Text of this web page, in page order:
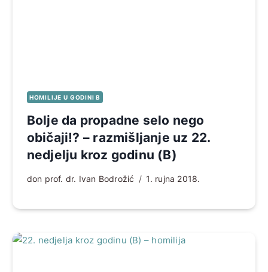
HOMILIJE U GODINI B
Bolje da propadne selo nego
običaji!? – razmišljanje uz 22.
nedjelju kroz godinu (B)
don prof. dr. Ivan Bodrožić 1. rujna 2018.